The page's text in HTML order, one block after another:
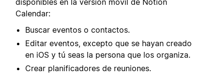
Calendar:
Buscar eventos o contactos.
Editar eventos, excepto que se hayan creado
en iOS y tú seas la persona que los organiza.
Crear planificadores de reuniones.